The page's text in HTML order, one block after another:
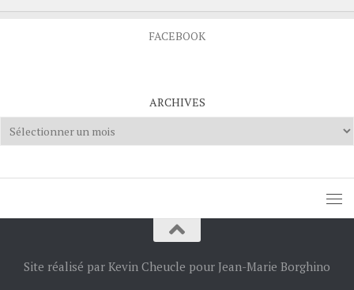
FACEBOOK
ARCHIVES
Archives
Site réalisé par Kevin Cheucle pour Jean-Marie Borghino